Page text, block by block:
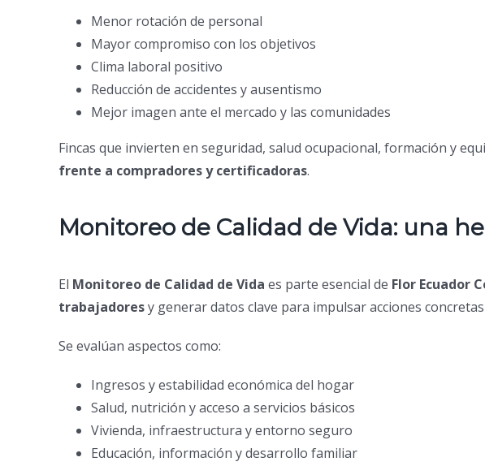
Menor rotación de personal
Mayor compromiso con los objetivos
Clima laboral positivo
Reducción de accidentes y ausentismo
Mejor imagen ante el mercado y las comunidades
Fincas que invierten en seguridad, salud ocupacional, formación y
frente a compradores y certificadoras.
Monitoreo de Calidad de Vida: una
El Monitoreo de Calidad de Vida es parte esencial de Flor Ecuador
trabajadoresy generar datos clave para impulsar acciones
Se evalúan aspectos como:
Ingresos y estabilidad económica del hogar
Salud, nutrición y acceso a servicios básicos
Vivienda, infraestructura y entorno seguro
Educación, información y desarrollo familiar